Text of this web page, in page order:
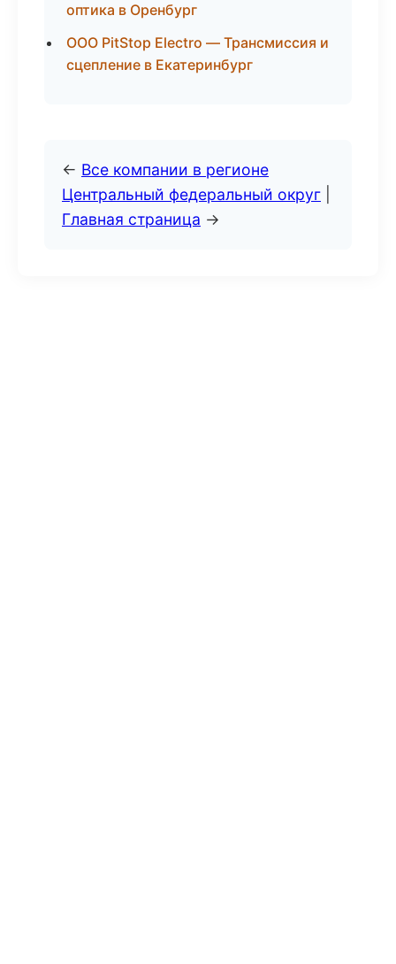
оптика в Оренбург
ООО PitStop Electro — Трансмиссия и
сцепление в Екатеринбург
← Все компании в регионе
Центральный федеральный округ
Главная страница →